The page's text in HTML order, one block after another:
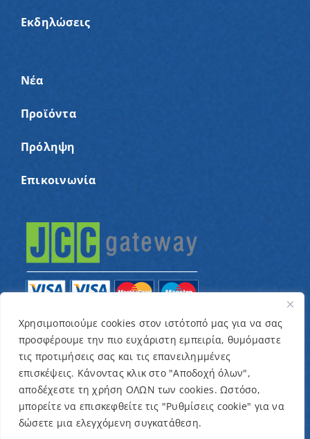
Χρησιμοποιούμε cookies στον ιστότοπό μας για να σας
προσφέρουμε την πιο ευχάριστη εμπειρία, θυμόμαστε
τις προτιμήσεις σας και τις επανειλημμένες
επισκέψεις. Κάνοντας κλικ στο "Αποδοχή όλων",
αποδέχεστε τη χρήση ΟΛΩΝ των cookies. Ωστόσο,
μπορείτε να επισκεφθείτε τις "Ρυθμίσεις cookie" για να
δώσετε μια ελεγχόμενη συγκατάθεση.
Εκδηλώσεις
Νέα
Προϊόντα
Πρόληψη
Επικοινωνία
© Copyright 2022 – Παγκύπριος Σύνδεσμος για
παιδιά με καρκίνο και συναφείς παθήσεις «Ένα
Όνειρο Μια Ευχή» / Designed & Developed byNETinfo
Plc